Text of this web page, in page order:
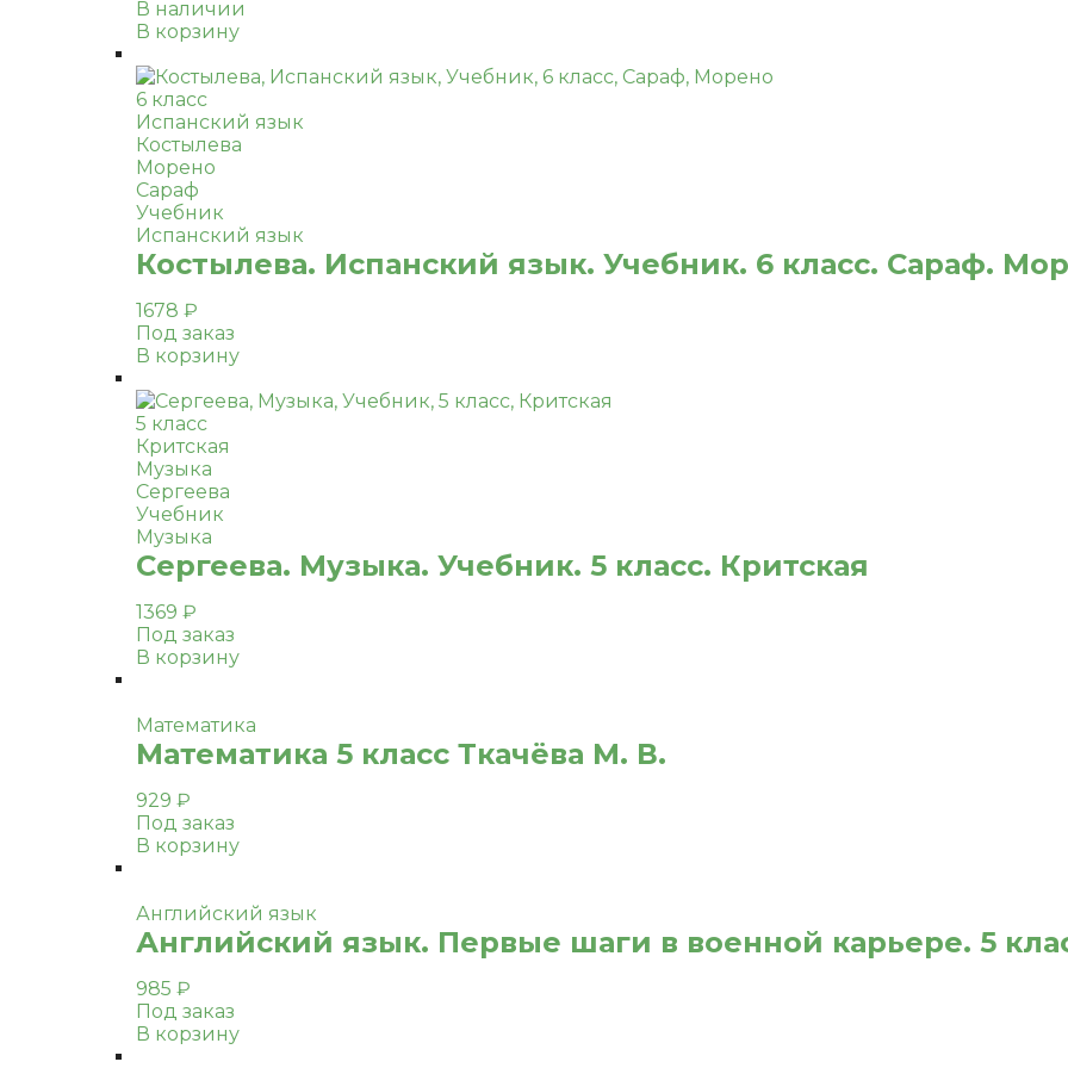
В наличии
В корзину
6 класс
Испанский язык
Костылева
Морено
Сараф
Учебник
Испанский язык
Костылева. Испанский язык. Учебник. 6 класс. Сараф.
1678 ₽
Под заказ
В корзину
5 класс
Критская
Музыка
Сергеева
Учебник
Музыка
Сергеева. Музыка. Учебник. 5 класс. Критская
1369 ₽
Под заказ
В корзину
Математика
Математика 5 класс Ткачёва М. В.
929 ₽
Под заказ
В корзину
Английский язык
Английский язык. Первые шаги в военной карьере. 5
985 ₽
Под заказ
В корзину